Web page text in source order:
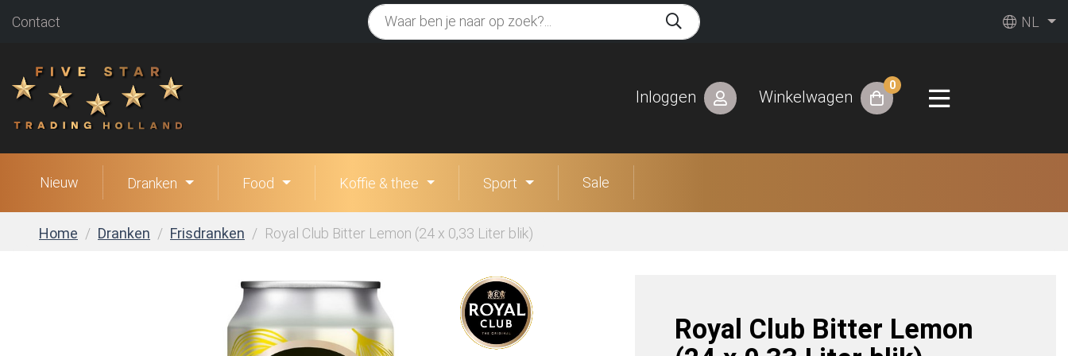
Contact NL
Inloggen Winkelwagen
0
Nieuw Dranken Food Koffie & thee Sport Sale
Home Dranken Frisdranken Royal Club Bitter Lemon (24 x 0,33 Liter blik)
Royal Club Bitter Lemon